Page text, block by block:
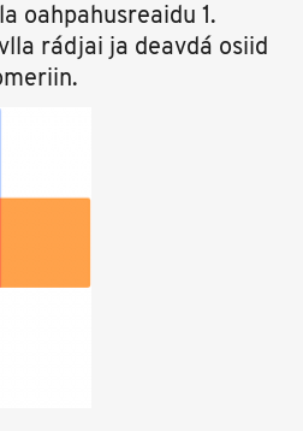
oahpahusreaidu 1.
rádjai ja deavdá osiid